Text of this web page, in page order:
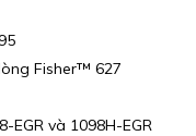
Fisher™ 627
EGR và 1098H-EGR